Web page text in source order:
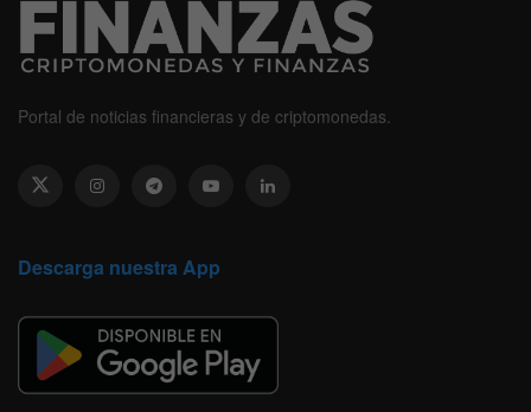
Portal de noticias financieras y de criptomonedas.
Descarga nuestra App